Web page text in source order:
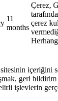
11
months
Çerez,
çerez
içeriğini
geri
işlevlerin